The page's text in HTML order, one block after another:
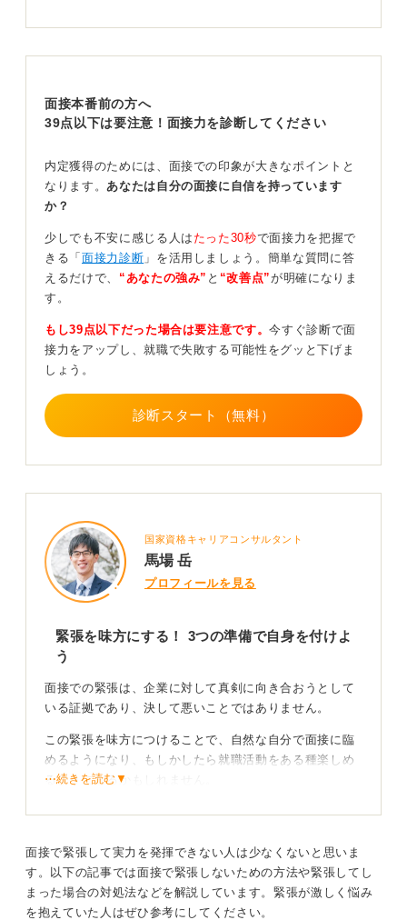
面接官の話に集中！ 一緒に働きたいと思ってもらお
面接官の顔をしっかり見て、質問を注意深く聞くことに
相手が話している間に次に何を話すか考えるのではな
く、まずは相手の言葉を受け止めることに徹するので
す。
面接は、面接官に「一緒に働きたい」と思ってもらうこ
とが重要です。相手の良い点を見つけ、誠実に向き合う
ことで、自然と緊張がほぐれ、良い印象となるでしょ
う。
0
面接本番前の方へ
39点以下は要注意！面接力を診断してください
内定獲得のためには、面接での印象が大きなポイントと
なります。 あなたは自分の面接に自信を持っています
か？
少しでも不安に感じる人は たった30秒で面接力を把握で
きる「 面接力診断 」を活用しましょう。簡単な質問に答
えるだけで、 “あなたの強み” と “改善点”が明確になりま
す。
もし39点以下だった場合は要注意です。今すぐ診断で面
接力をアップし、就職で失敗する可能性をグッと下げま
しょう。
診断スタート（無料）
国家資格キャリアコンサルタント
馬場 岳
プロフィールを見る
緊張を味方にする！ 3つの準備で自身を付けよ
う
面接での緊張は、企業に対して真剣に向き合おうとして
いる証拠であり、決して悪いことではありません。
この緊張を味方につけることで、自然な自分で面接に臨
めるようになり、もしかしたら就職活動をある種楽しめ
るようになるかもしれません。
まず、話す内容は暗記ではなく構造で覚えることです。
セリフのように覚えていく人がいますが、本番で緊張す
ると飛びやすいです。
⋯続きを読む▼
面接で緊張して実力を発揮できない人は少なくないと思いま
す。以下の記事では面接で緊張しないための方法や緊張してし
まった場合の対処法などを解説しています。緊張が激しく悩み
を抱えていた人はぜひ参考にしてください。